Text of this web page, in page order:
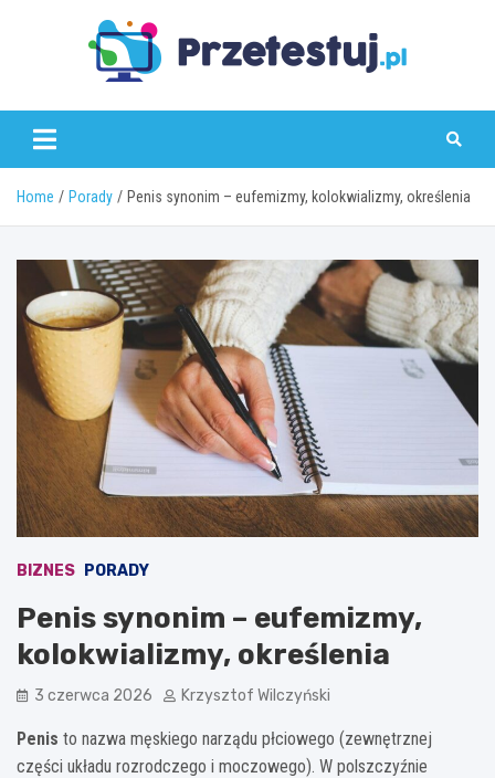
przetestuj.pl
Home Porady Penis synonim – eufemizmy, kolokwializmy, określenia
BIZNES PORADY
Penis synonim – eufemizmy,
kolokwializmy, określenia
3 czerwca 2026 Krzysztof Wilczyński
Penis to nazwa męskiego narządu płciowego (zewnętrznej
części układu rozrodczego i moczowego). W polszczyźnie